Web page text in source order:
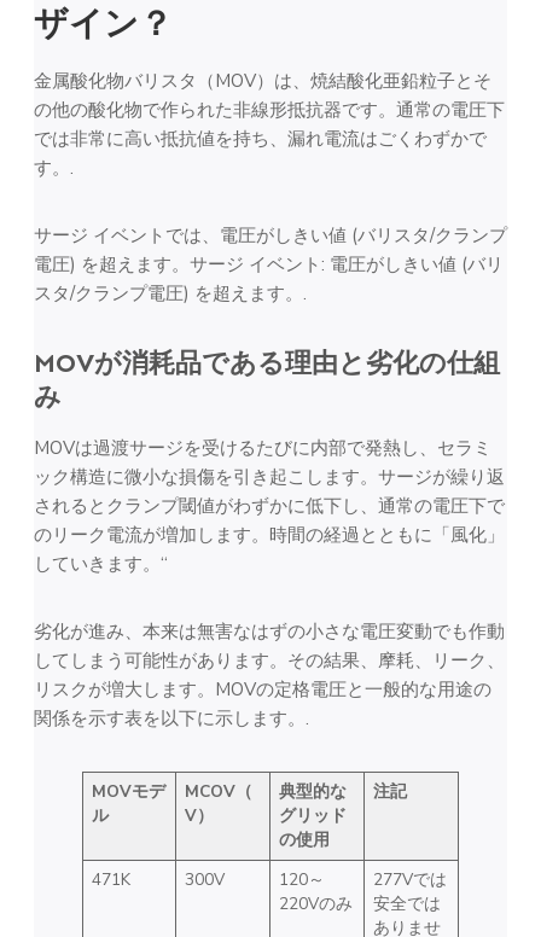
ザイン？
金属酸化物バリスタ（MOV）は、焼結酸化亜鉛粒子とそ
の他の酸化物で作られた非線形抵抗器です。通常の電圧下
では非常に高い抵抗値を持ち、漏れ電流はごくわずかで
す。.
サージ イベントでは、電圧がしきい値 (バリスタ/クランプ
電圧) を超えます。サージ イベント: 電圧がしきい値 (バリ
スタ/クランプ電圧) を超えます。.
MOVが消耗品である理由と劣化の仕組
み
MOVは過渡サージを受けるたびに内部で発熱し、セラミ
ック構造に微小な損傷を引き起こします。サージが繰り返
されるとクランプ閾値がわずかに低下し、通常の電圧下で
のリーク電流が増加します。時間の経過とともに「風化」
していきます。“
劣化が進み、本来は無害なはずの小さな電圧変動でも作動
してしまう可能性があります。その結果、摩耗、リーク、
リスクが増大します。MOVの定格電圧と一般的な用途の
関係を示す表を以下に示します。.
MOVモデ
ル
MCOV（
V）
典型的な
グリッド
の使用
注記
471K 300V
120～
220Vのみ
277Vでは
安全では
ありませ